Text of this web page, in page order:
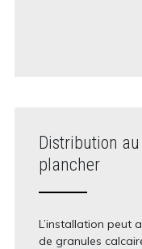
Distribution
plancher
L’installation peut
de granules